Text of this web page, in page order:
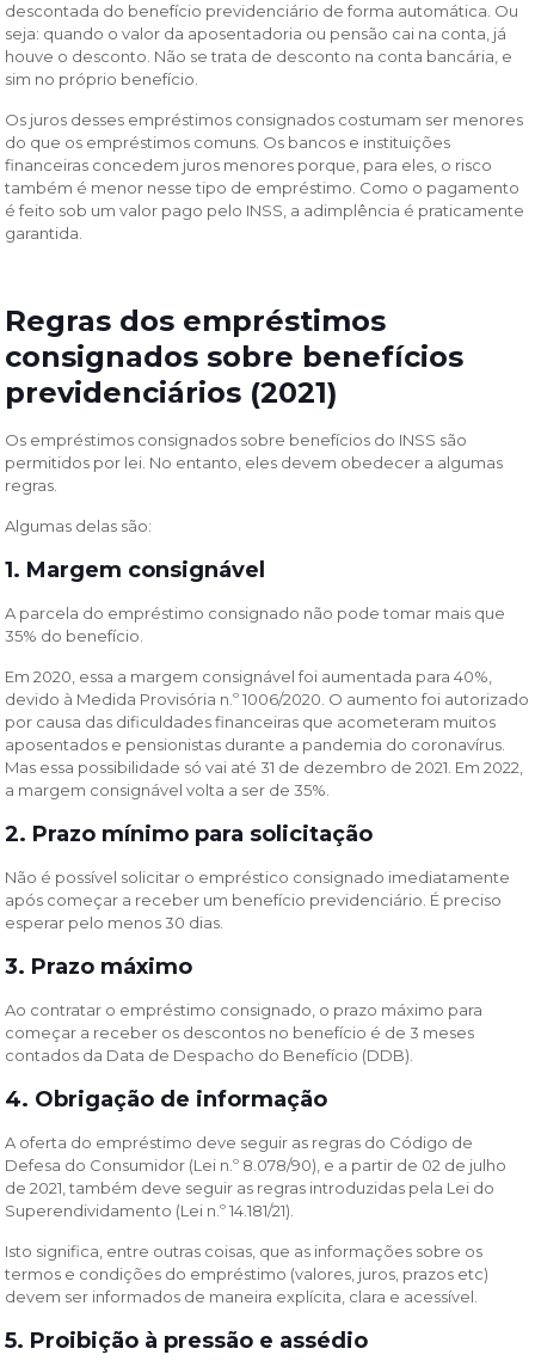
descontada do benefício previdenciário de forma automática. Ou
seja: quando o valor da aposentadoria ou pensão cai na conta, já
houve o desconto. Não se trata de desconto na conta bancária, e
sim no próprio benefício.
Os juros desses empréstimos consignados costumam ser menores
do que os empréstimos comuns. Os bancos e instituições
financeiras concedem juros menores porque, para eles, o risco
também é menor nesse tipo de empréstimo. Como o pagamento
é feito sob um valor pago pelo INSS, a adimplência é praticamente
garantida.
Regras dos empréstimos
consignados sobre benefícios
previdenciários (2021)
Os empréstimos consignados sobre benefícios do INSS são
permitidos por lei. No entanto, eles devem obedecer a algumas
regras.
Algumas delas são:
1. Margem consignável
A parcela do empréstimo consignado não pode tomar mais que
35% do benefício.
Em 2020, essa a margem consignável foi aumentada para 40%,
devido à Medida Provisória n.º 1006/2020. O aumento foi autorizado
por causa das dificuldades financeiras que acometeram muitos
aposentados e pensionistas durante a pandemia do coronavírus.
Mas essa possibilidade só vai até 31 de dezembro de 2021. Em 2022,
a margem consignável volta a ser de 35%.
2. Prazo mínimo para solicitação
Não é possível solicitar o empréstico consignado imediatamente
após começar a receber um benefício previdenciário. É preciso
esperar pelo menos 30 dias.
3. Prazo máximo
Ao contratar o empréstimo consignado, o prazo máximo para
começar a receber os descontos no benefício é de 3 meses
contados da Data de Despacho do Benefício (DDB).
4. Obrigação de informação
A oferta do empréstimo deve seguir as regras do Código de
Defesa do Consumidor (Lei n.º 8.078/90), e a partir de 02 de julho
de 2021, também deve seguir as regras introduzidas pela Lei do
Superendividamento (Lei n.º 14.181/21).
Isto significa, entre outras coisas, que as informações sobre os
termos e condições do empréstimo (valores, juros, prazos etc)
devem ser informados de maneira explícita, clara e acessível.
5. Proibição à pressão e assédio